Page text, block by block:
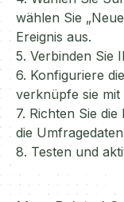
wählen Sie
Ereignis aus.
5. Verbinden Sie
6. Konfiguriere
verknüpfe sie mit
7. Richten Sie
die
8. Testen und